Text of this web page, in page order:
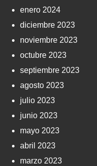
enero 2024
diciembre 2023
noviembre 2023
octubre 2023
septiembre 2023
agosto 2023
julio 2023
junio 2023
mayo 2023
abril 2023
marzo 2023